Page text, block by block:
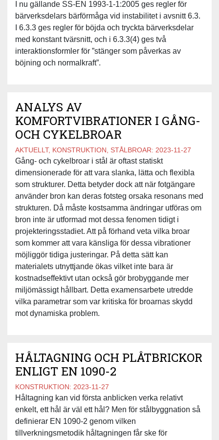
I nu gällande SS-EN 1993-1-1:2005 ges regler för
bärverksdelars bärförmåga vid instabilitet i avsnitt 6.3.
I 6.3.3 ges regler för böjda och tryckta bärverksdelar
med konstant tvärsnitt, och i 6.3.3(4) ges två
interaktionsformler för ”stänger som påverkas av
böjning och normalkraft”.
ANALYS AV
KOMFORTVIBRATIONER I GÅNG-
OCH CYKELBROAR
AKTUELLT, KONSTRUKTION, STÅLBROAR: 2023-11-27
Gång- och cykelbroar i stål är oftast statiskt
dimensionerade för att vara slanka, lätta och flexibla
som strukturer. Detta betyder dock att när fotgängare
använder bron kan deras fotsteg orsaka resonans med
strukturen. Då måste kostsamma ändringar utföras om
bron inte är utformad mot dessa fenomen tidigt i
projekteringsstadiet. Att på förhand veta vilka broar
som kommer att vara känsliga för dessa vibrationer
möjliggör tidiga justeringar. På detta sätt kan
materialets utnyttjande ökas vilket inte bara är
kostnadseffektivt utan också gör brobyggande mer
miljömässigt hållbart. Detta examensarbete utredde
vilka parametrar som var kritiska för broarnas skydd
mot dynamiska problem.
HÅLTAGNING OCH PLÅTBRICKOR
ENLIGT EN 1090-2
KONSTRUKTION: 2023-11-27
Håltagning kan vid första anblicken verka relativt
enkelt, ett hål är väl ett hål? Men för stålbyggnation så
definierar EN 1090-2 genom vilken
tillverkningsmetodik håltagningen får ske för